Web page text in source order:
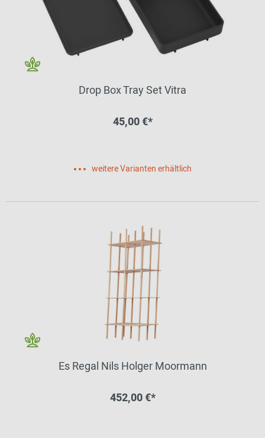
Drop Box Tray Set Vitra
45,00 €*
weitere Varianten erhältlich
Es Regal Nils Holger Moormann
452,00 €*